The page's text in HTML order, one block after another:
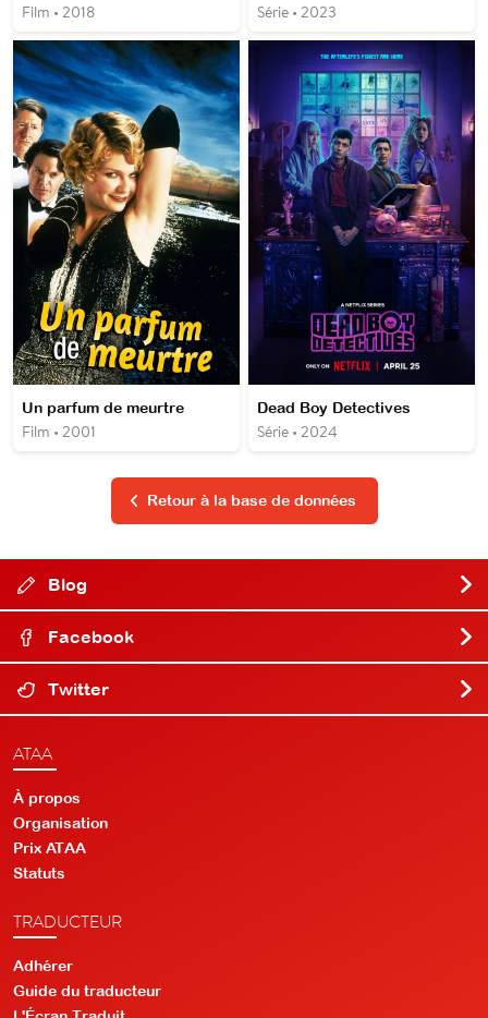
Film • 2018 Série • 2023
Un parfum de meurtre
Film • 2001
Dead Boy Detectives
Série • 2024
Retour à la base de données
Blog
Facebook
Twitter
ATAA
À propos
Organisation
Prix ATAA
Statuts
TRADUCTEUR
Adhérer
Guide du traducteur